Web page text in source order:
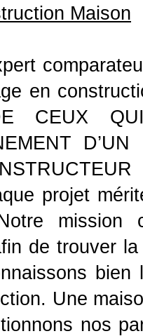
Maison
en
CEUX
projet
de trouver
Une
nos